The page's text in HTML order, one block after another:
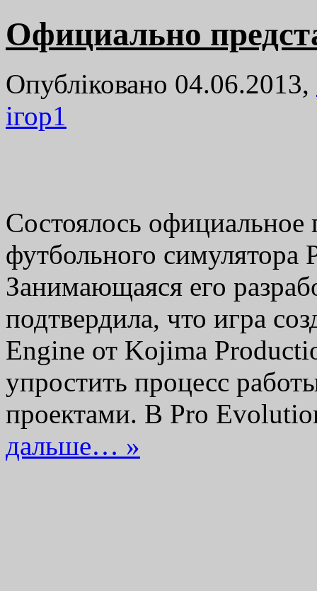
Официально
Опубліковано 04.06.2013,
ігор1
Состоялось официальное
футбольного
Занимающаяся его
подтвердила, что игра
Engine от Kojima
упростить процесс
проектами. В Pro
дальше… »